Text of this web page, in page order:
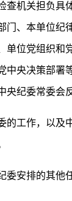
机关担负具
门、本单位纪
单位党组织和
中央决策部署
央纪委常委会
工作，以及
安排的其他任